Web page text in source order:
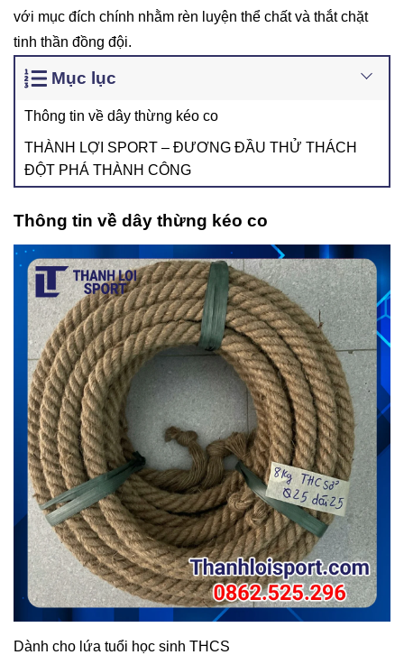
với mục đích chính nhằm rèn luyện thể chất và thắt chặt
tinh thần đồng đội.
Mục lục
Thông tin về dây thừng kéo co
THÀNH LỢI SPORT – ĐƯƠNG ĐẦU THỬ THÁCH
ĐỘT PHÁ THÀNH CÔNG
Thông tin về dây thừng kéo co
Dành cho lứa tuổi học sinh THCS